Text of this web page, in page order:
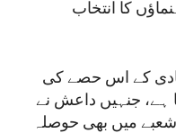
کا انتخاب
کے اس حصے کی
ہے، جنہیں داعش نے
شعبے میں بھی حوصلہ